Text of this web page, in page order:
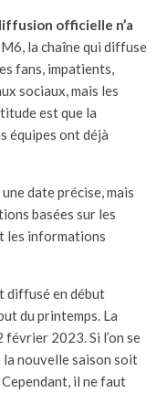
officielle n’a
M6, la chaîne qui diffuse
fans, impatients,
sociaux, mais les
est que la
équipes ont déjà
date précise, mais
basées sur les
les informations
diffusé en début
du printemps. La
février 2023. Si l’on se
la nouvelle saison soit
Cependant, il ne faut